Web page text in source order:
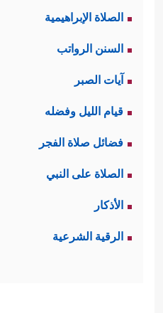
ثانيًا: إن الله تولَّى
المعركة،
ومقوِّماته
أَنِّی مُمِدُّكُم بِأَلۡفࣲ مِّنَ
ءَامَنُواْۚ سَأُلۡقِی فِی قُلُوبِ
الصلاة الإبراهيمية
السنن الرواتب
آيات الصبر
قيام الليل وفضله
فضائل صلاة الفجر
الصلاة على النبي
الأذكار
الرقية الشرعية